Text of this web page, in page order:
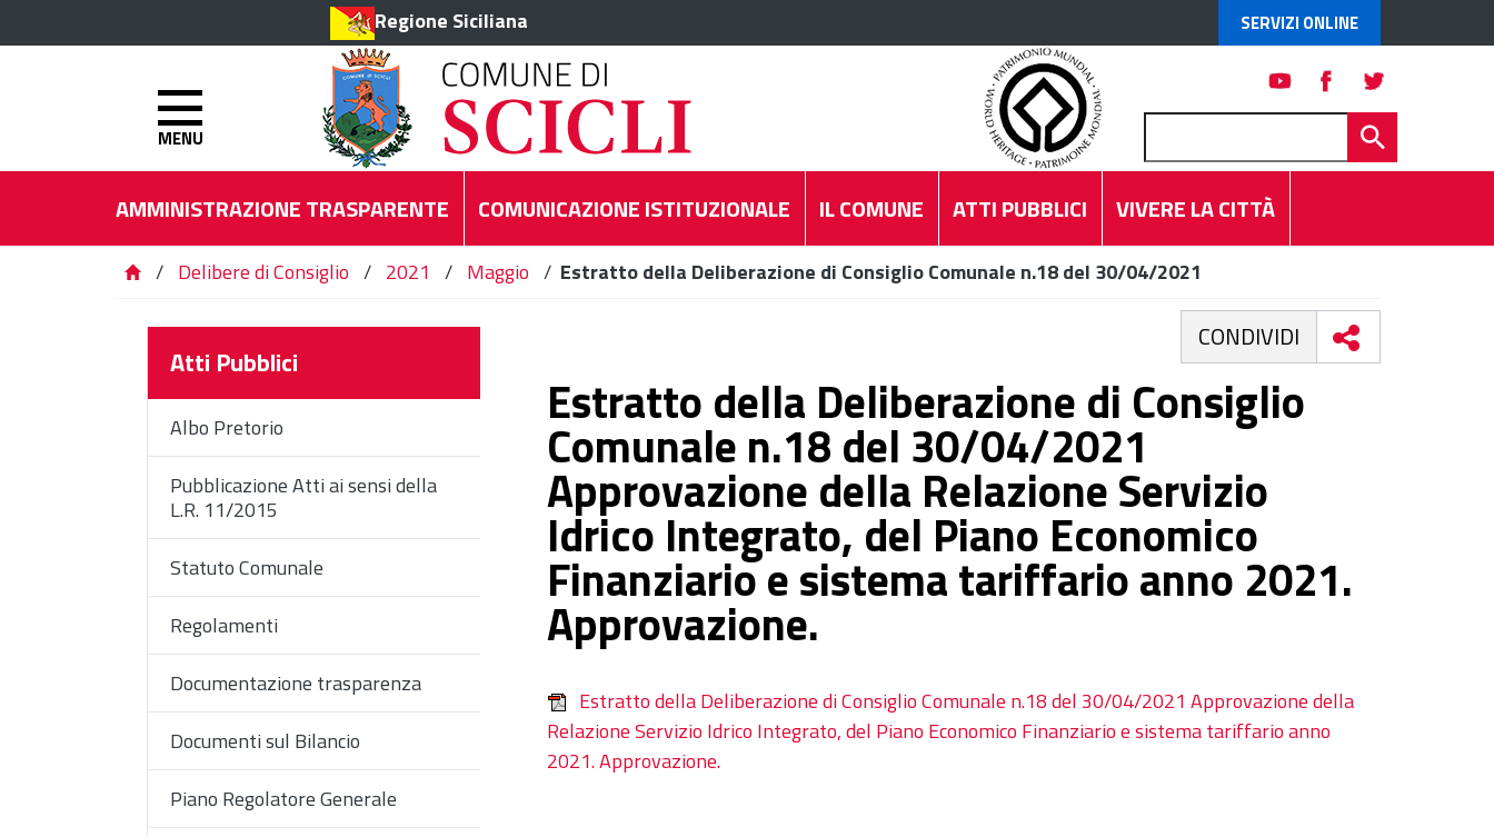
Regione Siciliana SERVIZI ONLINE
MENU
AMMINISTRAZIONE TRASPARENTE COMUNICAZIONE ISTITUZIONALE IL COMUNE ATTI PUBBLICI VIVERE LA CITTÀ
/ Delibere di Consiglio / 2021 / Maggio / Estratto della Deliberazione di Consiglio Comunale n.18 del 30/04/2021
Atti Pubblici
Albo Pretorio
Pubblicazione Atti ai sensi della
L.R. 11/2015
Statuto Comunale
Regolamenti
Documentazione trasparenza
Documenti sul Bilancio
Piano Regolatore Generale
CONDIVIDI
Estratto della Deliberazione di Consiglio
Comunale n.18 del 30/04/2021
Approvazione della Relazione Servizio
Idrico Integrato, del Piano Economico
Finanziario e sistema tariffario anno 2021.
Approvazione.
Estratto della Deliberazione di Consiglio Comunale n.18 del 30/04/2021 Approvazione della
Relazione Servizio Idrico Integrato, del Piano Economico Finanziario e sistema tariffario anno
2021. Approvazione.